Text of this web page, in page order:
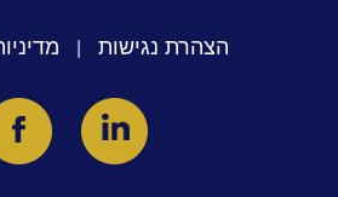
הצהרת נגישות |